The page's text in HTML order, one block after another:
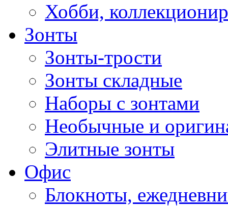
Хобби,
Зонты
Зонты-трости
Зонты складные
Наборы с зонтами
Необычные и
Элитные зонты
Офис
Блокноты,